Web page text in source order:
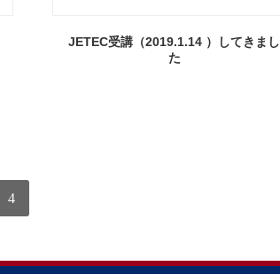
JETEC受講（2019.1.14 ）してきまし
た
4